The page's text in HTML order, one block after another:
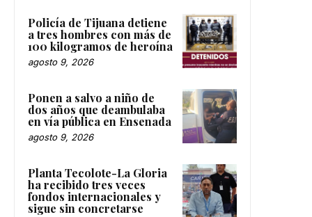
Policía de Tijuana detiene
a tres hombres con más de
100 kilogramos de heroína
agosto 9, 2026
Ponen a salvo a niño de
dos años que deambulaba
en vía pública en Ensenada
agosto 9, 2026
Planta Tecolote-La Gloria
ha recibido tres veces
fondos internacionales y
sigue sin concretarse